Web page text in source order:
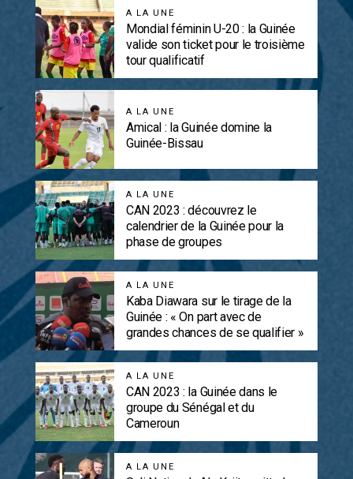
A LA UNE
Mondial féminin U-20 : la Guinée
valide son ticket pour le troisième
tour qualificatif
A LA UNE
Amical : la Guinée domine la
Guinée-Bissau
A LA UNE
CAN 2023 : découvrez le
calendrier de la Guinée pour la
phase de groupes
A LA UNE
Kaba Diawara sur le tirage de la
Guinée : « On part avec de
grandes chances de se qualifier »
A LA UNE
CAN 2023 : la Guinée dans le
groupe du Sénégal et du
Cameroun
A LA UNE